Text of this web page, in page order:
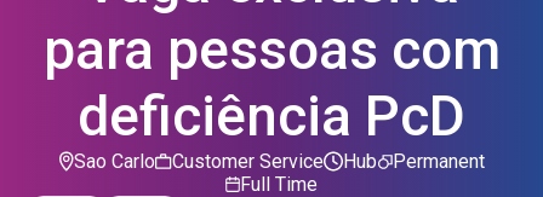
para pessoas com
deficiência PcD
Sao Carlo Customer Service Permanent
Hub
Full Time